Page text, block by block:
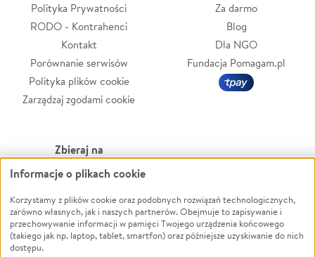
Polityka Prywatności
RODO - Kontrahenci
Kontakt
Porównanie serwisów
Polityka plików cookie
Zarządzaj zgodami cookie
Za darmo
Blog
Dla NGO
Fundacja Pomagam.pl
Zbieraj na
Leczenie
Zwierzęta
Pożar
Ukraina
Powódź
Wichura
NGO
Informacje o plikach cookie
Korzystamy z plików cookie oraz podobnych rozwiązań technologicznych,
zarówno własnych, jak i naszych partnerów. Obejmuje to zapisywanie i
przechowywanie informacji w pamięci Twojego urządzenia końcowego
(takiego jak np. laptop, tablet, smartfon) oraz późniejsze uzyskiwanie do nich
dostępu.